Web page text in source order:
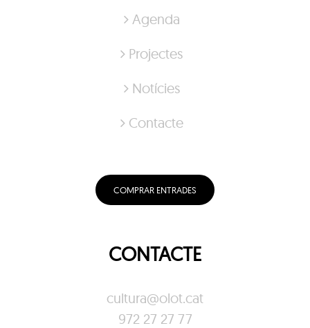
Agenda
Projectes
Notícies
Contacte
COMPRAR ENTRADES
CONTACTE
cultura@olot.cat
972 27 27 77